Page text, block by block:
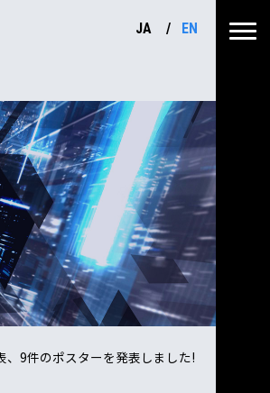
JA EN
9件のポスターを発表しました!